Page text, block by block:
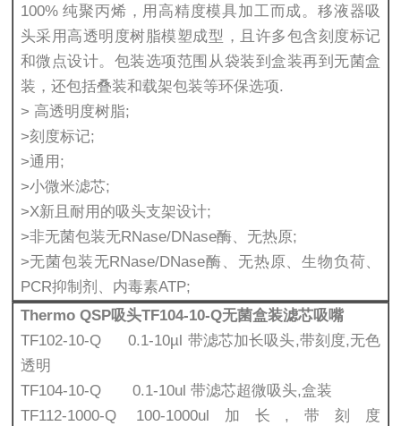
100% 纯聚丙烯，用高精度模具加工而成。移液器吸
头采用高透明度树脂模塑成型，且许多包含刻度标记
和微点设计。包装选项范围从袋装到盒装再到无菌盒
装，还包括叠装和载架包装等环保选项.
> 高透明度树脂;
>刻度标记;
>通用;
>小微米滤芯;
>X新且耐用的吸头支架设计;
>非无菌包装无RNase/DNase酶、无热原;
>无菌包装无RNase/DNase酶、无热原、生物负荷、
PCR抑制剂、内毒素ATP;
Thermo QSP吸头TF104-10-Q无菌盒装滤芯吸嘴
TF102-10-Q 0.1-10µl 带滤芯加长吸头,带刻度,无色
透明
TF104-10-Q 0.1-10ul 带滤芯超微吸头,盒装
TF112-1000-Q 100-1000ul加长,带刻度